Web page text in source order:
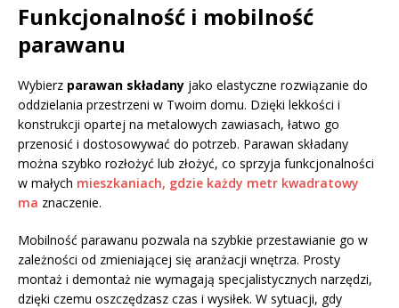
Funkcjonalność i mobilność
parawanu
Wybierz parawan składany jako elastyczne rozwiązanie do
oddzielania przestrzeni w Twoim domu. Dzięki lekkości i
konstrukcji opartej na metalowych zawiasach, łatwo go
przenosić i dostosowywać do potrzeb. Parawan składany
można szybko rozłożyć lub złożyć, co sprzyja funkcjonalności
w małych mieszkaniach, gdzie każdy metr kwadratowy
ma znaczenie.
Mobilność parawanu pozwala na szybkie przestawianie go w
zależności od zmieniającej się aranżacji wnętrza. Prosty
montaż i demontaż nie wymagają specjalistycznych narzędzi,
dzięki czemu oszczędzasz czas i wysiłek. W sytuacji, gdy